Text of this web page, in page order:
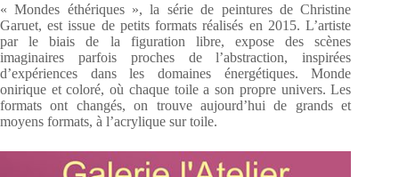
« Mondes éthériques », la série de peintures de Christine
Garuet, est issue de petits formats réalisés en 2015. L’artiste
par le biais de la figuration libre, expose des scènes
imaginaires parfois proches de l’abstraction, inspirées
d’expériences dans les domaines énergétiques. Monde
onirique et coloré, où chaque toile a son propre univers. Les
formats ont changés, on trouve aujourd’hui de grands et
moyens formats, à l’acrylique sur toile.